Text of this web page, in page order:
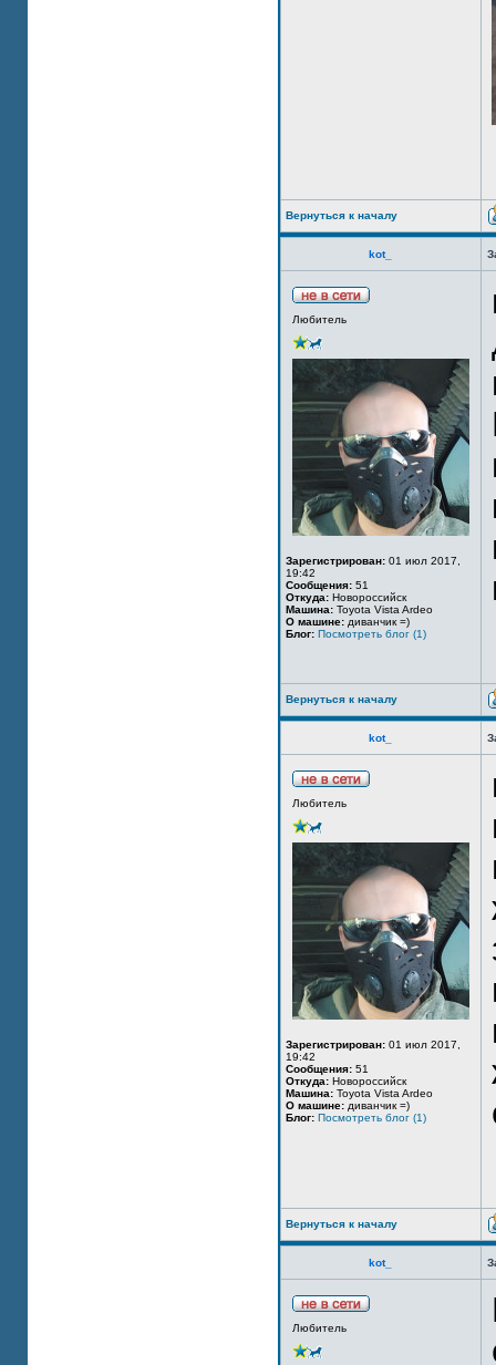
Вернуться к началу
kot_
Любитель
Зарегистрирован: 01 июл 2017,
19:42
Сообщения: 51
Откуда: Новороссийск
Машина: Toyota Vista Ardeo
О машине: диванчик =)
Блог: Посмотреть блог (1)
Вернуться к началу
kot_
Любитель
Зарегистрирован: 01 июл 2017,
19:42
Сообщения: 51
Откуда: Новороссийск
Машина: Toyota Vista Ardeo
О машине: диванчик =)
Блог: Посмотреть блог (1)
Вернуться к началу
kot_
Любитель